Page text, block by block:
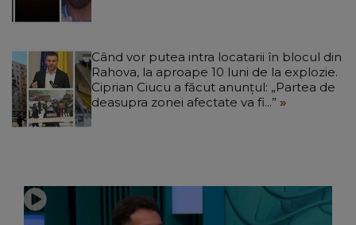
Când vor putea intra locatarii în blocul din
Rahova, la aproape 10 luni de la explozie.
Ciprian Ciucu a făcut anunțul: „Partea de
deasupra zonei afectate va fi...”